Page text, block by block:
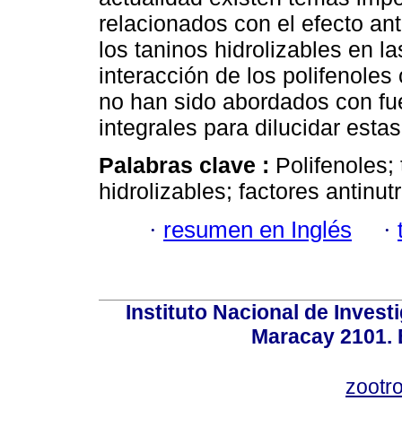
relacionados con el efecto
los taninos hidrolizables en
interacción de los
no han sido abordados con
integrales para dilucidar
Palabras clave : Polifenoles;
hidrolizables; factores
· resumen en Inglés ·
Instituto Nacional de
Maracay 2101.